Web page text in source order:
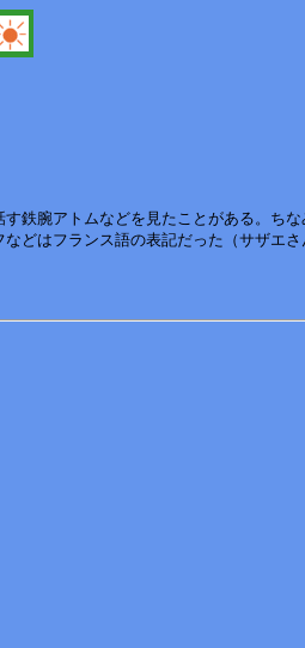
鉄腕アトムなどを見たことがある。ち
どはフランス語の表記だった（サザエさ